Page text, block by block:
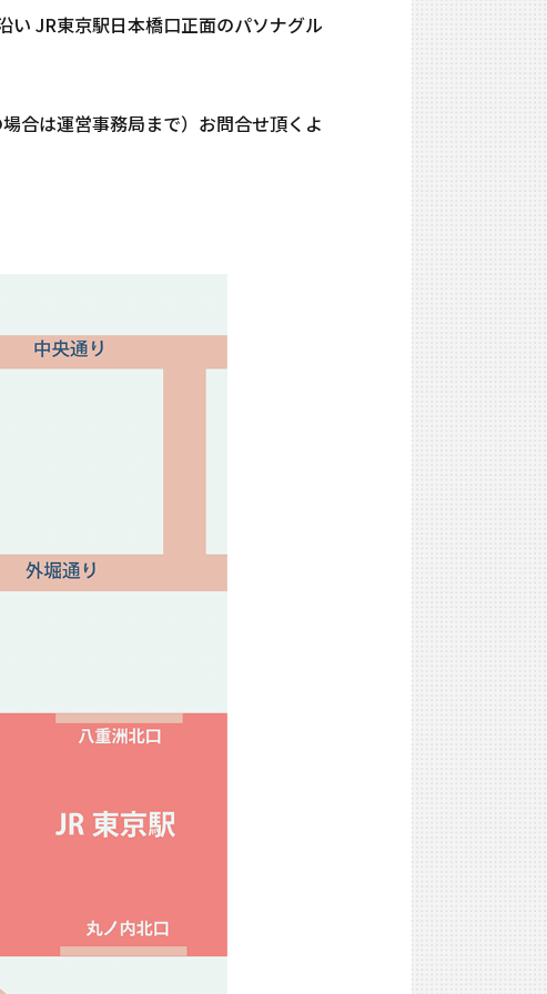
い JR東京駅日本橋口正面のパソナグル
合は運営事務局まで）お問合せ頂くよ